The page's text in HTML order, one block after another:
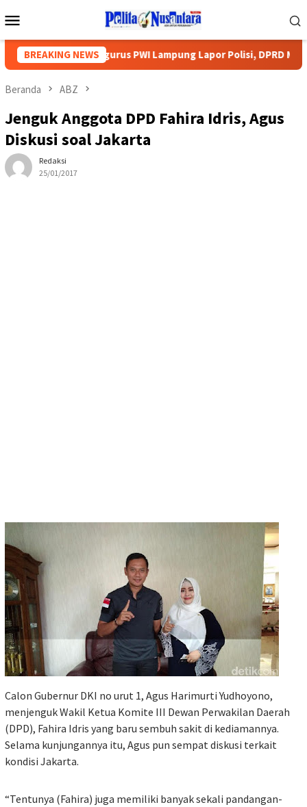
ke
Mobile
BREAKING NEWS
Pengurus PWI Lampung Lapor Polisi, DPRD Minta
Beranda ABZ
Jenguk Anggota DPD Fahira Idris, Agus
Diskusi soal Jakarta
Redaksi
25/01/2017
Calon Gubernur DKI no urut 1, Agus Harimurti Yudhoyono,
menjenguk Wakil Ketua Komite III Dewan Perwakilan Daerah
(DPD), Fahira Idris yang baru sembuh sakit di kediamannya.
Selama kunjungannya itu, Agus pun sempat diskusi terkait
kondisi Jakarta.
“Tentunya (Fahira) juga memiliki banyak sekali pandangan-